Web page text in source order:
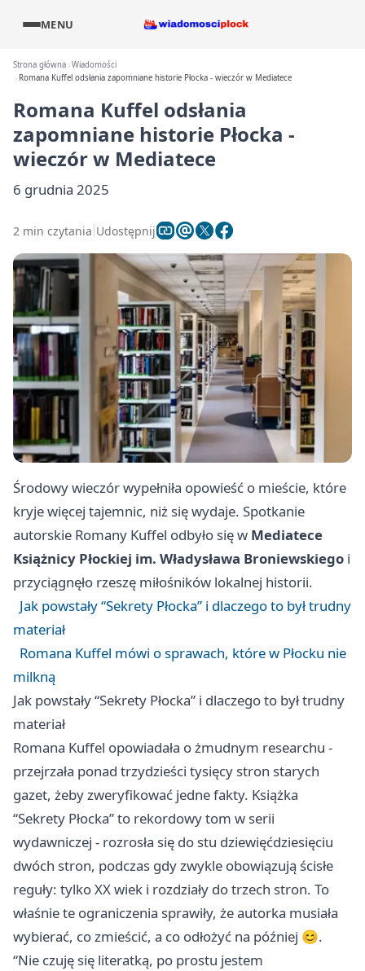
MENU
Strona główna Wiadomości
Romana Kuffel odsłania zapomniane historie Płocka - wieczór w Mediatece
Romana Kuffel odsłania
zapomniane historie Płocka -
wieczór w Mediatece
6 grudnia 2025
2 min czytania Udostępnij
Środowy wieczór wypełniła opowieść o mieście, które
kryje więcej tajemnic, niż się wydaje. Spotkanie
autorskie Romany Kuffel odbyło się w Mediatece
Książnicy Płockiej im. Władysława Broniewskiego i
przyciągnęło rzeszę miłośników lokalnej historii.
Jak powstały “Sekrety Płocka” i dlaczego to był trudny
materiał
Romana Kuffel mówi o sprawach, które w Płocku nie
milkną
Jak powstały “Sekrety Płocka” i dlaczego to był trudny
materiał
Romana Kuffel opowiadała o żmudnym researchu -
przejrzała ponad trzydzieści tysięcy stron starych
gazet, żeby zweryfikować jedne fakty. Książka
“Sekrety Płocka” to rekordowy tom w serii
wydawniczej - rozrosła się do stu dziewięćdziesięciu
dwóch stron, podczas gdy zwykle obowiązują ścisłe
reguły: tylko XX wiek i rozdziały do trzech stron. To
właśnie te ograniczenia sprawiły, że autorka musiała
wybierać, co zmieścić, a co odłożyć na później 😊.
“Nie czuję się literatką, po prostu jestem